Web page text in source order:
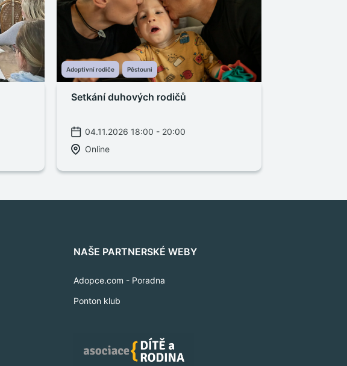
Adoptivní rodiče Pěstouni
Setkání duhových rodičů
04.11.2026 18:00 - 20:00
Online
NAŠE PARTNERSKÉ WEBY
Adopce.com - Poradna
Ponton klub